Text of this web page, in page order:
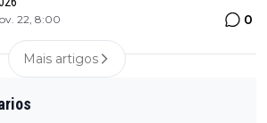
22, 8:00 0
Mais artigos